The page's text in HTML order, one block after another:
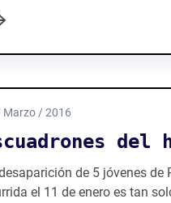
Marzo / 2016
del
de 5 jóvenes de
el 11 de enero es tan